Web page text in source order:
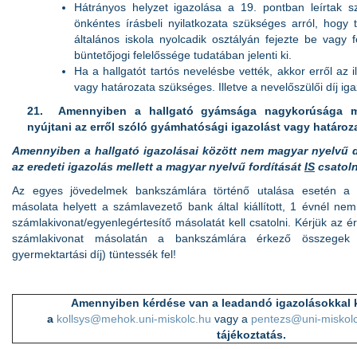
Hátrányos helyzet igazolása a 19. pontban leírtak
önkéntes írásbeli nyilatkozata szükséges arról, hogy
általános iskola nyolcadik osztályán fejezte be
büntetőjogi felelőssége tudatában jelenti ki.
Ha a hallgatót tartós nevelésbe vették, akkor erről az
vagy határozata szükséges. Illetve a nevelőszülői díj
21.Amennyiben a hallgató gyámsága nagykorúsága
nyújtani az erről szóló gyámhatósági igazolást vagy
Amennyiben a hallgató igazolásai között nem magyar nyelvű
az eredeti igazolás mellett a magyar nyelvű fordítását IS
Az egyes jövedelmek bankszámlára történő utalása esetén a
másolata helyett a számlavezető bank által kiállított, 1 évnél
számlakivonat/egyenlegértesítő másolatát kell csatolni. Kérjük az
számlakivonat másolatán a bankszámlára érkező
gyermektartási díj) tüntessék fel!
Amennyiben kérdése van a leadandó igazolásokkal
a kollsys@mehok.uni-miskolc.hu vagy a pentezs@uni-
tájékoztatás.